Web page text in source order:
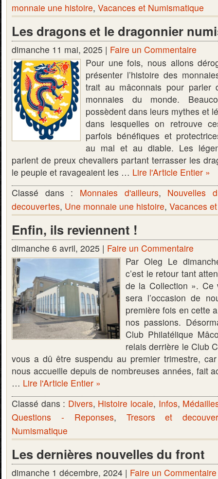
monnaie une histoire, Vacances et Numismatique
Les dragons et le dragonnier
dimanche 11 mai, 2025 | Faire un Commentaire
Pour une fois, nous allons
présenter l’histoire des
trait au mâconnais pour parler
monnaies du monde.
possèdent dans leurs mythes et
dans lesquelles on retrouve
parfois bénéfiques et
au mal et au diable. Les
parlent de preux chevaliers partant terrasser les
le peuple et ravageaient les … Lire l'Article Entier »
Classé dans : Monnaies d'ailleurs, Nouvelles
decouvertes, Une monnaie une histoire, Vacances
Enfin, ils reviennent !
dimanche 6 avril, 2025 | Faire un Commentaire
Par Oleg Le
c’est le retour tant
de la Collection ». Ce
sera l’occasion de
première fois en cette
nos passions.
Club Philatélique
relais derrière le Club
vous a dû être suspendu au premier trimestre, car
nous accueille depuis de nombreuses années, fait
… Lire l'Article Entier »
Classé dans : Divers, Histoire locale, Infos,
Questions - Reponses, Tresors et
Numismatique
Les dernières nouvelles du front
dimanche 1 décembre, 2024 | Faire un Commentaire